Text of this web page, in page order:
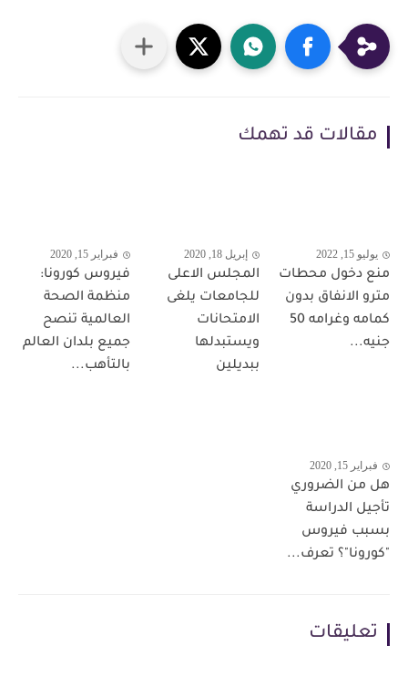
مقالات قد تهمك
يوليو 15, 2022
منع دخول محطات
مترو الانفاق بدون
كمامه وغرامه 50
جنيه...
إبريل 18, 2020
المجلس الاعلى
للجامعات يلغى
الامتحانات
ويستبدلها
ببديلين
فبراير 15, 2020
فيروس كورونا:
منظمة الصحة
العالمية تنصح
جميع بلدان العالم
بالتأهب...
فبراير 15, 2020
هل من الضروري
تأجيل الدراسة
بسبب فيروس
"كورونا"؟ تعرف...
تعليقات